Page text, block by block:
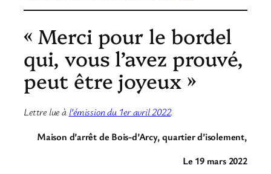
« Merci pour le bordel
qui, vous l’avez prouvé,
peut être joyeux »
Lettre lue à l’émission du 1er avril 2022.
Maison d’arrêt de Bois-d’Arcy, quartier d’isolement,
Le 19 mars 2022